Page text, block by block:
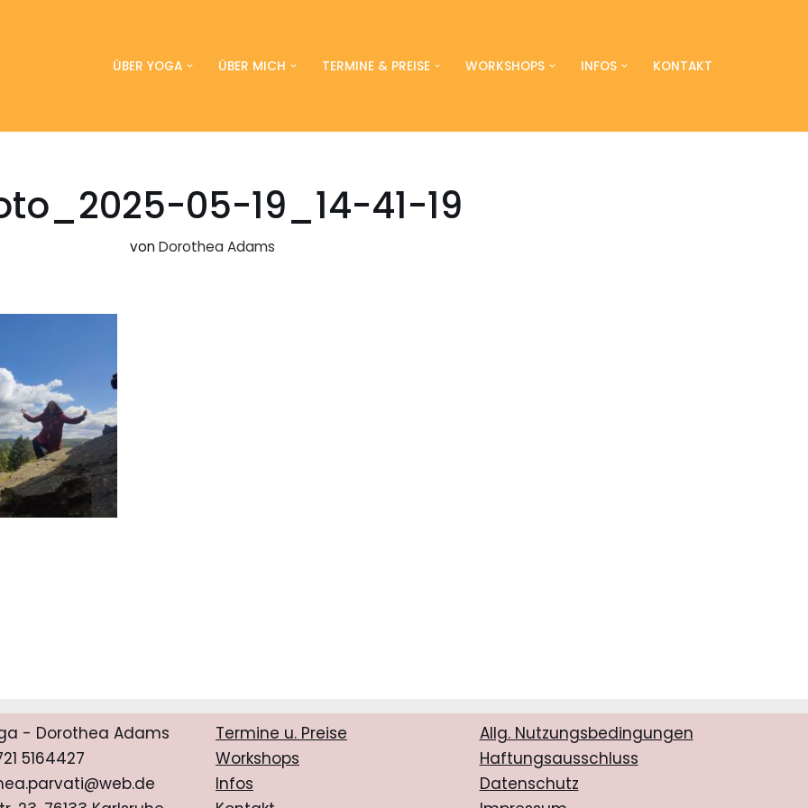
ÜBER YOGA ÜBER MICH TERMINE & PREISE WORKSHOPS INFOS KONTAKT
05-19_14-41-19
vonDorothea Adams
- Dorothea Adams
5164427
Termine u. Preise
Workshops
Infos
Allg. Nutzungsbedingungen
Haftungsausschluss
Datenschutz